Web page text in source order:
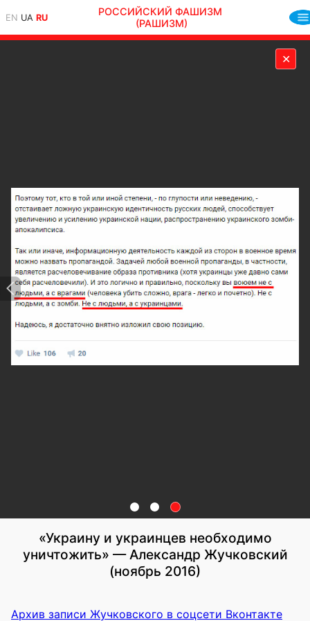
EN UA RU
РОССИЙСКИЙ ФАШИЗМ
(РАШИЗМ)
✕
«Украину и украинцев необходимо
уничтожить» — Александр Жучковский
(ноябрь 2016)
Архив записи Жучковского в соцсети Вконтакте